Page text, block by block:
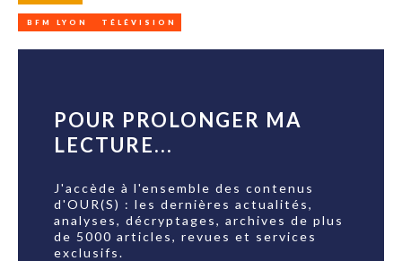
BFM LYON TÉLÉVISION
POUR PROLONGER MA
LECTURE...
J'accède à l'ensemble des contenus
d'OUR(S) : les dernières actualités,
analyses, décryptages, archives de plus
de 5000 articles, revues et services
exclusifs.